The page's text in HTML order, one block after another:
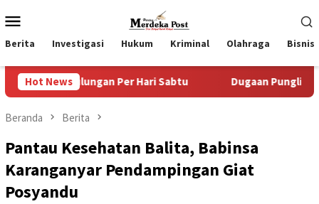
ke
kontenMobile
Berita Investigasi Hukum Kriminal Olahraga Bisnis
Hot News
Per Hari Sabtu Dugaan Pungli SKAB di BPRD
Beranda Berita
Pantau Kesehatan Balita, Babinsa
Karanganyar Pendampingan Giat
Posyandu